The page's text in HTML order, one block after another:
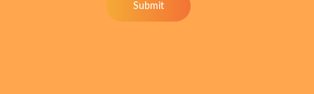
Submit